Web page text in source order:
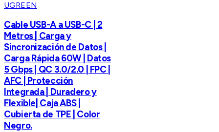
UGREEN
Cable USB-A a USB-C | 2
Metros | Carga y
Sincronización de Datos |
Carga Rápida 60W | Datos
5 Gbps | QC 3.0/2.0 | FPC |
AFC | Protección
Integrada | Duradero y
Flexible| Caja ABS |
Cubierta de TPE | Color
Negro.